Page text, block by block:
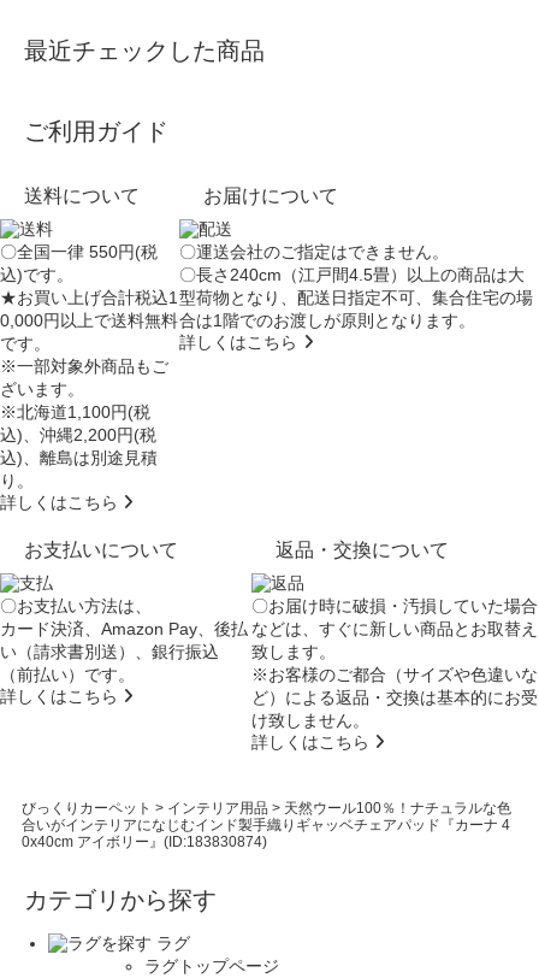
最近チェックした商品
ご利用ガイド
送料について
〇全国一律 550円(税
込)です。
★お買い上げ合計税込1
0,000円以上で送料無料
です。
※一部対象外商品もご
ざいます。
※北海道1,100円(税
込)、沖縄2,200円(税
込)、離島は別途見積
り。
詳しくはこちら
お届けについて
〇運送会社のご指定はできません。
〇長さ240cm（江戸間4.5畳）以上の商品は大
型荷物となり、配送日指定不可、集合住宅の場
合は1階でのお渡しが原則となります。
詳しくはこちら
お支払いについて
〇お支払い方法は、
カード決済、Amazon Pay、後払
い（請求書別送）、銀行振込
（前払い）です。
詳しくはこちら
返品・交換について
〇お届け時に破損・汚損していた場合
などは、すぐに新しい商品とお取替え
致します。
※お客様のご都合（サイズや色違いな
ど）による返品・交換は基本的にお受
け致しません。
詳しくはこちら
びっくりカーペット > インテリア用品 > 天然ウール100％！ナチュラルな色
合いがインテリアになじむインド製手織りギャッベチェアパッド『カーナ 4
0x40cm アイボリー』(ID:183830874)
カテゴリから探す
ラグ
ラグトップページ